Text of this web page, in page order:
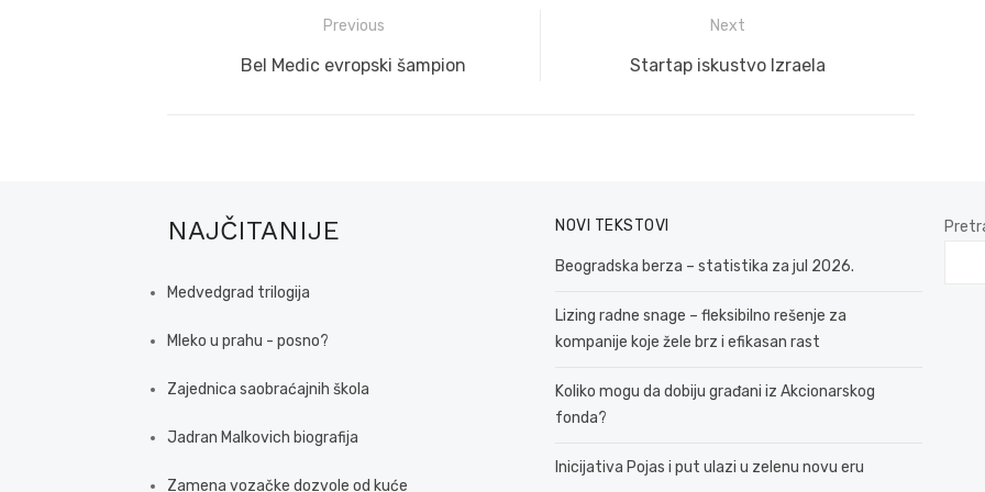
navigation
Previous
Previous
Bel Medic evropski šampion
Next
Next
Startap iskustvo Izraela
NAJČITANIJE
Medvedgrad trilogija
Mleko u prahu - posno?
Zajednica saobraćajnih škola
Jadran Malkovich biografija
Zamena vozačke dozvole od kuće
NOVI TEKSTOVI
Beogradska berza – statistika za jul 2026.
Lizing radne snage – fleksibilno rešenje za
kompanije koje žele brz i efikasan rast
Koliko mogu da dobiju građani iz Akcionarskog
fonda?
Inicijativa Pojas i put ulazi u zelenu novu eru